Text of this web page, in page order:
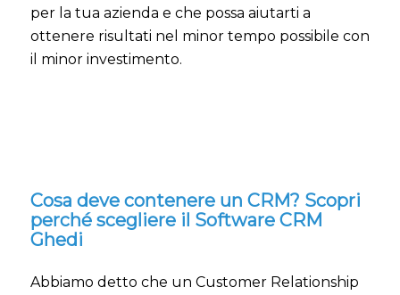
per la tua azienda e che possa aiutarti a
ottenere risultati nel minor tempo possibile con
il minor investimento.
Cosa deve contenere un CRM? Scopri
perché scegliere il Software CRM
Ghedi
Abbiamo detto che un Customer Relationship